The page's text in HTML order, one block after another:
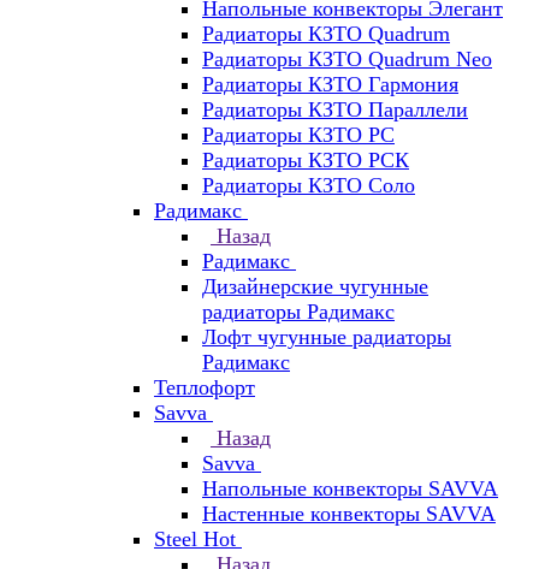
Напольные конвекторы Элегант
Радиаторы КЗТО Quadrum
Радиаторы КЗТО Quadrum Neo
Радиаторы КЗТО Гармония
Радиаторы КЗТО Параллели
Радиаторы КЗТО РС
Радиаторы КЗТО РСК
Радиаторы КЗТО Соло
Радимакс
Назад
Радимакс
Дизайнерские чугунные
радиаторы Радимакс
Лофт чугунные радиаторы
Радимакс
Теплофорт
Savva
Назад
Savva
Напольные конвекторы SAVVA
Настенные конвекторы SAVVA
Steel Hot
Назад